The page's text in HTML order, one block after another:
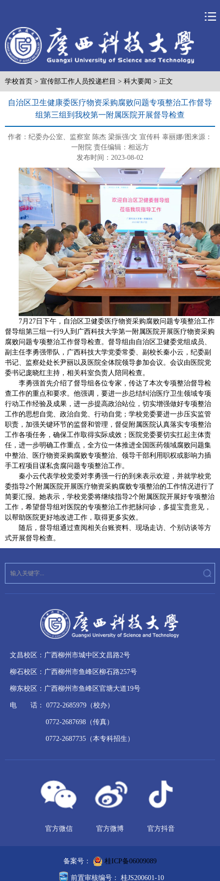
学校首页 > 宣传部工作人员投递栏目 > 科大要闻 > 正文
自治区卫生健康委医疗物资采购腐败问题专项整治工作督导
组第三组到我校第一附属医院开展督导检查
作者：纪委办公室、监察室 陈杰 梁振强/文 宣传科 辜丽娜/图 来源：
一附院 责任编辑：相远方
发布时间：2023-08-02
7月27日下午，自治区卫健委医疗物资采购腐败问题专项整治工作
督导组第三组一行9人到广西科技大学第一附属医院开展医疗物资采购
腐败问题专项整治工作督导检查。督导组由自治区卫健委党组成员、
副主任李勇强带队，广西科技大学党委常委、副校长秦小云，纪委副
书记、监察处处长尹丽以及医院全体院领导参加会议。会议由医院党
委书记庞晓红主持，相关科室负责人陪同检查。
李勇强首先介绍了督导组各位专家，传达了本次专项整治督导检
查工作的重点和要求。他强调，要进一步总结纠治医疗卫生领域专项
行动工作经验及成果，进一步提高政治站位，切实增强做好专项整治
工作的思想自觉、政治自觉、行动自觉；学校党委要进一步压实监管
职责，加强关键环节的监督和管理，督促附属医院认真落实专项整治
工作各项任务，确保工作取得实际成效；医院党委要切实扛起主体责
任，进一步明确工作重点，全方位一体推进全国医药领域腐败问题集
中整治、医疗物资采购腐败专项整治、领导干部利用职权或影响力插
手工程项目谋私贪腐问题专项整治工作。
秦小云代表学校党委对李勇强一行的到来表示欢迎，并就学校党
委指导2个附属医院开展医疗物资采购腐败专项整治的工作情况进行了
简要汇报。她表示，学校党委将继续指导2个附属医院开展好专项整治
工作，希望督导组对医院的专项整治工作把脉问诊，多提宝贵意见，
以帮助医院更好地改进工作，取得更多实效。
随后，督导组通过查阅相关台账资料、现场走访、个别访谈等方
式开展督导检查。
文昌校区：广西柳州市城中区文昌路2号
柳石校区：广西柳州市鱼峰区柳石路257号
柳东校区：广西柳州市鱼峰区官塘大道19号
电 话： 0772-2685979（校办）
0772-2687698（传真）
0772-2687735（本专科招生）
官方微信 官方微博 官方抖音
备案号： 桂ICP备06009089
前置审核编号： 桂JS200601-10